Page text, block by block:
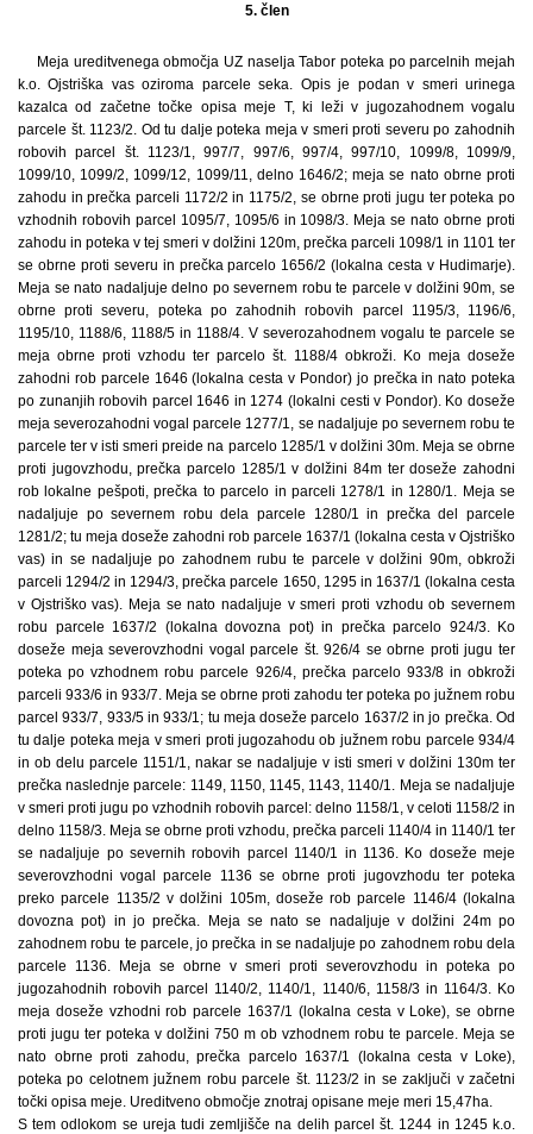
5. člen
Meja ureditvenega območja UZ naselja Tabor poteka po parcelnih mejah
k.o. Ojstriška vas oziroma parcele seka. Opis je podan v smeri urinega
kazalca od začetne točke opisa meje T, ki leži v jugozahodnem vogalu
parcele št. 1123/2. Od tu dalje poteka meja v smeri proti severu po zahodnih
robovih parcel št. 1123/1, 997/7, 997/6, 997/4, 997/10, 1099/8, 1099/9,
1099/10, 1099/2, 1099/12, 1099/11, delno 1646/2; meja se nato obrne proti
zahodu in prečka parceli 1172/2 in 1175/2, se obrne proti jugu ter poteka po
vzhodnih robovih parcel 1095/7, 1095/6 in 1098/3. Meja se nato obrne proti
zahodu in poteka v tej smeri v dolžini 120m, prečka parceli 1098/1 in 1101 ter
se obrne proti severu in prečka parcelo 1656/2 (lokalna cesta v Hudimarje).
Meja se nato nadaljuje delno po severnem robu te parcele v dolžini 90m, se
obrne proti severu, poteka po zahodnih robovih parcel 1195/3, 1196/6,
1195/10, 1188/6, 1188/5 in 1188/4. V severozahodnem vogalu te parcele se
meja obrne proti vzhodu ter parcelo št. 1188/4 obkroži. Ko meja doseže
zahodni rob parcele 1646 (lokalna cesta v Pondor) jo prečka in nato poteka
po zunanjih robovih parcel 1646 in 1274 (lokalni cesti v Pondor). Ko doseže
meja severozahodni vogal parcele 1277/1, se nadaljuje po severnem robu te
parcele ter v isti smeri preide na parcelo 1285/1 v dolžini 30m. Meja se obrne
proti jugovzhodu, prečka parcelo 1285/1 v dolžini 84m ter doseže zahodni
rob lokalne pešpoti, prečka to parcelo in parceli 1278/1 in 1280/1. Meja se
nadaljuje po severnem robu dela parcele 1280/1 in prečka del parcele
1281/2; tu meja doseže zahodni rob parcele 1637/1 (lokalna cesta v Ojstriško
vas) in se nadaljuje po zahodnem rubu te parcele v dolžini 90m, obkroži
parceli 1294/2 in 1294/3, prečka parcele 1650, 1295 in 1637/1 (lokalna cesta
v Ojstriško vas). Meja se nato nadaljuje v smeri proti vzhodu ob severnem
robu parcele 1637/2 (lokalna dovozna pot) in prečka parcelo 924/3. Ko
doseže meja severovzhodni vogal parcele št. 926/4 se obrne proti jugu ter
poteka po vzhodnem robu parcele 926/4, prečka parcelo 933/8 in obkroži
parceli 933/6 in 933/7. Meja se obrne proti zahodu ter poteka po južnem robu
parcel 933/7, 933/5 in 933/1; tu meja doseže parcelo 1637/2 in jo prečka. Od
tu dalje poteka meja v smeri proti jugozahodu ob južnem robu parcele 934/4
in ob delu parcele 1151/1, nakar se nadaljuje v isti smeri v dolžini 130m ter
prečka naslednje parcele: 1149, 1150, 1145, 1143, 1140/1. Meja se nadaljuje
v smeri proti jugu po vzhodnih robovih parcel: delno 1158/1, v celoti 1158/2 in
delno 1158/3. Meja se obrne proti vzhodu, prečka parceli 1140/4 in 1140/1 ter
se nadaljuje po severnih robovih parcel 1140/1 in 1136. Ko doseže meje
severovzhodni vogal parcele 1136 se obrne proti jugovzhodu ter poteka
preko parcele 1135/2 v dolžini 105m, doseže rob parcele 1146/4 (lokalna
dovozna pot) in jo prečka. Meja se nato se nadaljuje v dolžini 24m po
zahodnem robu te parcele, jo prečka in se nadaljuje po zahodnem robu dela
parcele 1136. Meja se obrne v smeri proti severovzhodu in poteka po
jugozahodnih robovih parcel 1140/2, 1140/1, 1140/6, 1158/3 in 1164/3. Ko
meja doseže vzhodni rob parcele 1637/1 (lokalna cesta v Loke), se obrne
proti jugu ter poteka v dolžini 750 m ob vzhodnem robu te parcele. Meja se
nato obrne proti zahodu, prečka parcelo 1637/1 (lokalna cesta v Loke),
poteka po celotnem južnem robu parcele št. 1123/2 in se zaključi v začetni
točki opisa meje. Ureditveno območje znotraj opisane meje meri 15,47ha.
S tem odlokom se ureja tudi zemljišče na delih parcel št. 1244 in 1245 k.o.